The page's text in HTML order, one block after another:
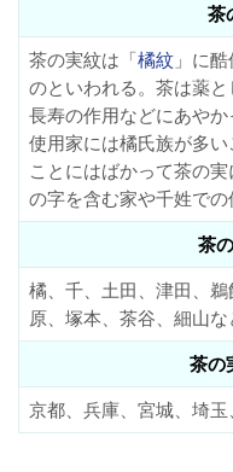
茶
茶の実紋は「橘紋」に酷
のといわれる。茶は薬
長寿の作用などにあやか
使用家には橘氏族が多
ことにはばかって茶の
の字を含む家や千姓での
茶
橘、千、土田、津田、
原、塚本、茶谷、細山な
茶の
京都、兵庫、宮城、埼